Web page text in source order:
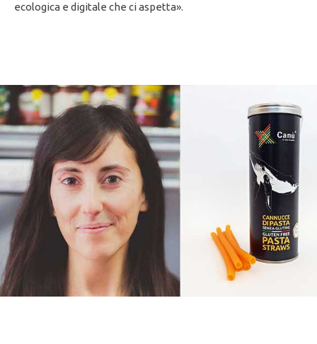
ecologica e digitale che ci aspetta».